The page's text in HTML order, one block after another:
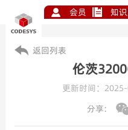
会员 知
返回列表
伦茨
更新时间：
分享: